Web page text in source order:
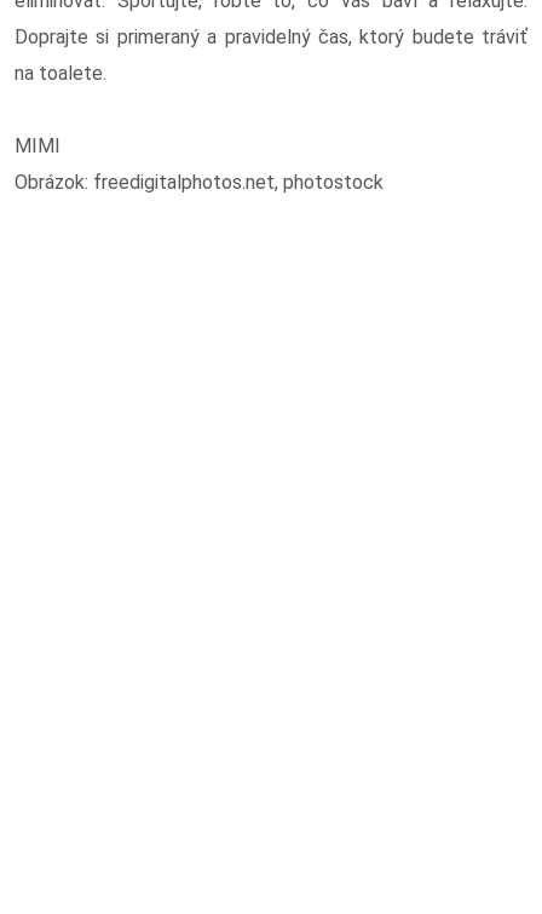
Doprajte si primeraný a pravidelný čas, ktorý budete tráviť
na toalete.
MIMI
Obrázok: freedigitalphotos.net, photostock